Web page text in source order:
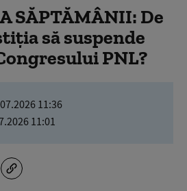
SĂPTĂMÂNII: De
să suspende
PNL?
11:36
11:01